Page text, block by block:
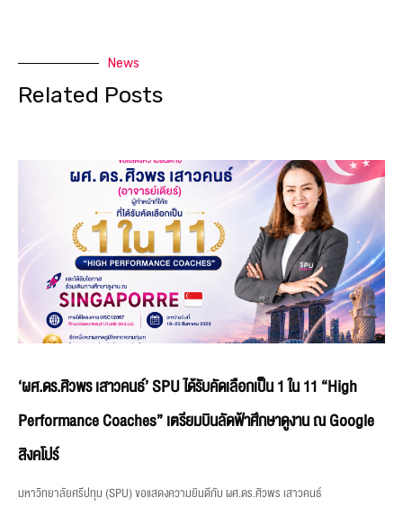
News
Related Posts
‘ผศ.ดร.ศิวพร เสาวคนธ์’ SPU ได้รับคัดเลือกเป็น 1 ใน 11 “High
Performance Coaches” เตรียมบินลัดฟ้าศึกษาดูงาน ณ Google
สิงคโปร์
มหาวิทยาลัยศรีปทุม (SPU) ขอแสดงความยินดีกับ ผศ.ดร.ศิวพร เสาวคนธ์